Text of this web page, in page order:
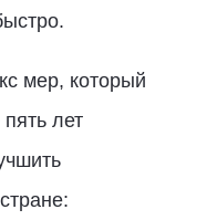
мер, который
лет